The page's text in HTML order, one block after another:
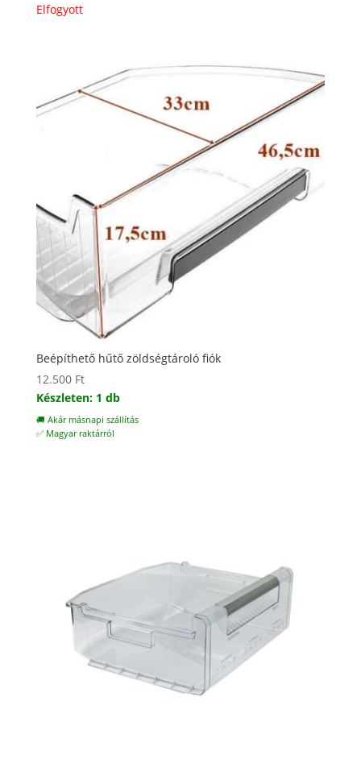
Elfogyott
Beépíthető hűtő zöldségtároló fiók
12.500 Ft
Készleten: 1 db
🚚 Akár másnapi szállítás
✅ Magyar raktárról